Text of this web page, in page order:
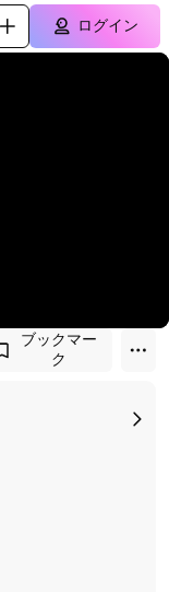
ログイン
ブックマー
ク